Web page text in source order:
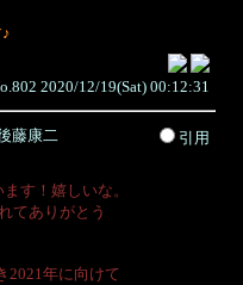
2020/12/19(Sat) 00:12:31
藤康二
引用
す！嬉しいな。
てありがとう
2021年に向けて